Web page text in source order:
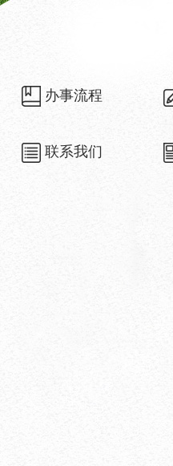
办事流程
联系我们